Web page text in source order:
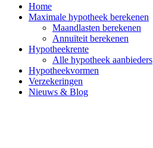
Home
Maximale hypotheek berekenen
Maandlasten berekenen
Annuïteit berekenen
Hypotheekrente
Alle hypotheek aanbieders
Hypotheekvormen
Verzekeringen
Nieuws & Blog